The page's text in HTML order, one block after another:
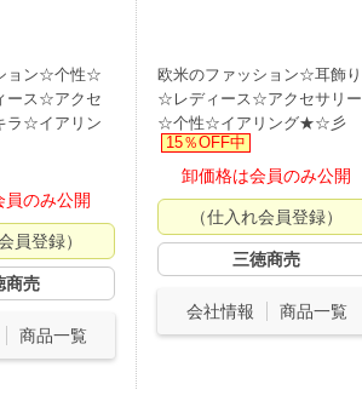
ョン☆个性☆
ース☆アクセ
ラ☆イアリン
員のみ公開
員登録）
商売
商品一覧
欧米のファッション☆耳飾り
☆レディース☆アクセサリー
☆个性☆イアリング★☆彡
15％OFF中
卸価格は会員のみ公開
（仕入れ会員登録）
三徳商売
会社情報 商品一覧